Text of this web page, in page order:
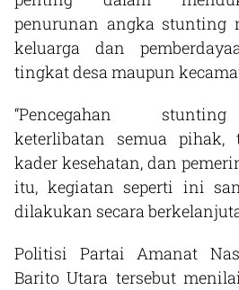
penurunan angka stunting
keluarga dan
tingkat desa maupun
“Pencegahan
keterlibatan semua pihak,
kader kesehatan, dan
itu, kegiatan seperti ini
dilakukan secara
Politisi Partai Amanat
Barito Utara tersebut